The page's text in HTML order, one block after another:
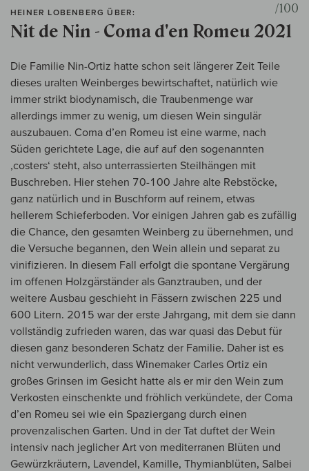
HEINER LOBENBERG ÜBER:
Nit de Nin - Coma d'en Romeu 2021
/100
Die Familie Nin-Ortiz hatte schon seit längerer Zeit Teile
dieses uralten Weinberges bewirtschaftet, natürlich wie
immer strikt biodynamisch, die Traubenmenge war
allerdings immer zu wenig, um diesen Wein singulär
auszubauen. Coma d’en Romeu ist eine warme, nach
Süden gerichtete Lage, die auf auf den sogenannten
‚costers‘ steht, also unterrassierten Steilhängen mit
Buschreben. Hier stehen 70-100 Jahre alte Rebstöcke,
ganz natürlich und in Buschform auf reinem, etwas
hellerem Schieferboden. Vor einigen Jahren gab es zufällig
die Chance, den gesamten Weinberg zu übernehmen, und
die Versuche begannen, den Wein allein und separat zu
vinifizieren. In diesem Fall erfolgt die spontane Vergärung
im offenen Holzgärständer als Ganztrauben, und der
weitere Ausbau geschieht in Fässern zwischen 225 und
600 Litern. 2015 war der erste Jahrgang, mit dem sie dann
vollständig zufrieden waren, das war quasi das Debut für
diesen ganz besonderen Schatz der Familie. Daher ist es
nicht verwunderlich, dass Winemaker Carles Ortiz ein
großes Grinsen im Gesicht hatte als er mir den Wein zum
Verkosten einschenkte und fröhlich verkündete, der Coma
d’en Romeu sei wie ein Spaziergang durch einen
provenzalischen Garten. Und in der Tat duftet der Wein
intensiv nach jeglicher Art von mediterranen Blüten und
Gewürzkräutern, Lavendel, Kamille, Thymianblüten, Salbei